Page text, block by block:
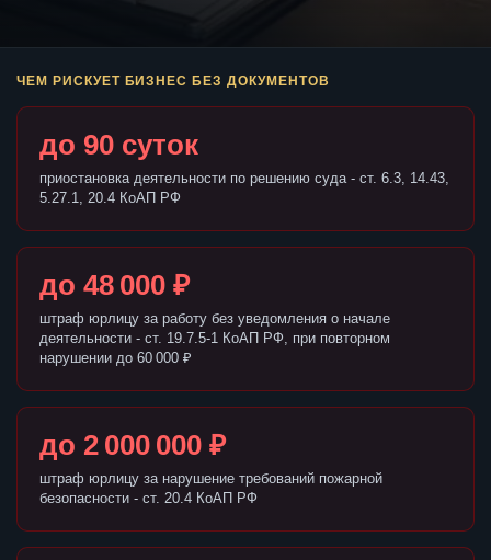
ЧЕМ РИСКУЕТ БИЗНЕС БЕЗ ДОКУМЕНТОВ
до 90 суток
приостановка деятельности по решению суда - ст. 6.3, 14.43,
5.27.1, 20.4 КоАП РФ
до 48 000 ₽
штраф юрлицу за работу без уведомления о начале
деятельности - ст. 19.7.5-1 КоАП РФ, при повторном
нарушении до 60 000 ₽
до 2 000 000 ₽
штраф юрлицу за нарушение требований пожарной
безопасности - ст. 20.4 КоАП РФ